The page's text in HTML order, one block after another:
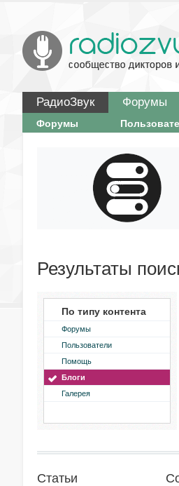
РадиоЗвук Форумы
Форумы
Результаты
По типу контента
Форумы
Пользователи
Помощь
Блоги
Галерея
Статьи